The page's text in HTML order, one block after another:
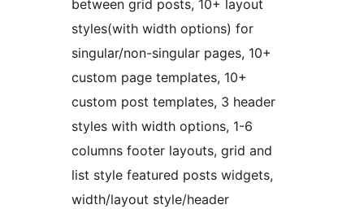
between grid posts, 10+ layout
styles(with width options) for
singular/non-singular pages, 10+
custom page templates, 10+
custom post templates, 3 header
styles with width options, 1-6
columns footer layouts, grid and
list style featured posts widgets,
width/layout style/header